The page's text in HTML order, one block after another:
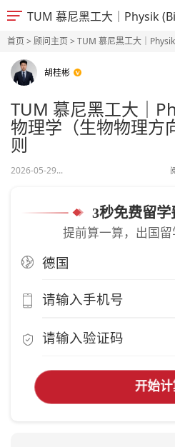
首页> 顾问主页> TUM 慕尼黑工大｜
向）硕士｜录取细则
胡桂彬
TUM 慕尼黑工大｜
物理学（生物物理方
则
2026-05-29...
3秒免费留学
提前算一算，出国留
开始